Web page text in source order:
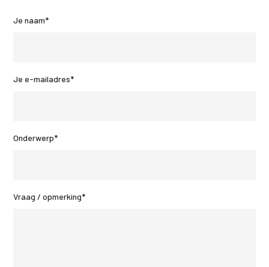
Je naam*
Je e-mailadres*
Onderwerp*
Vraag / opmerking*